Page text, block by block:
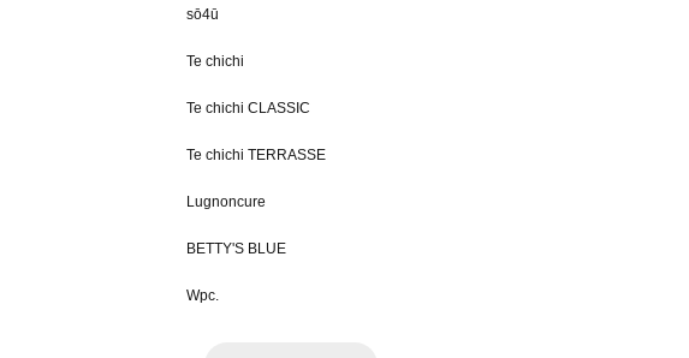
sō4ū
Te chichi
Te chichi CLASSIC
Te chichi TERRASSE
Lugnoncure
BETTY'S BLUE
Wpc.